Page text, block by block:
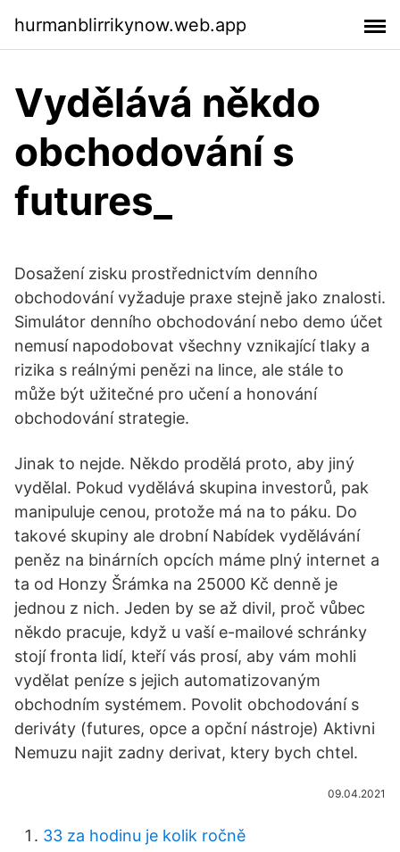
hurmanblirrikynow.web.app
Vydělává někdo
obchodování s
futures_
Dosažení zisku prostřednictvím denního
obchodování vyžaduje praxe stejně jako znalosti.
Simulátor denního obchodování nebo demo účet
nemusí napodobovat všechny vznikající tlaky a
rizika s reálnými penězi na lince, ale stále to
může být užitečné pro učení a honování
obchodování strategie.
Jinak to nejde. Někdo prodělá proto, aby jiný
vydělal. Pokud vydělává skupina investorů, pak
manipuluje cenou, protože má na to páku. Do
takové skupiny ale drobní Nabídek vydělávání
peněz na binárních opcích máme plný internet a
ta od Honzy Šrámka na 25000 Kč denně je
jednou z nich. Jeden by se až divil, proč vůbec
někdo pracuje, když u vaší e-mailové schránky
stojí fronta lidí, kteří vás prosí, aby vám mohli
vydělat peníze s jejich automatizovaným
obchodním systémem. Povolit obchodování s
deriváty (futures, opce a opční nástroje) Aktivni
Nemuzu najit zadny derivat, ktery bych chtel.
09.04.2021
33 za hodinu je kolik ročně